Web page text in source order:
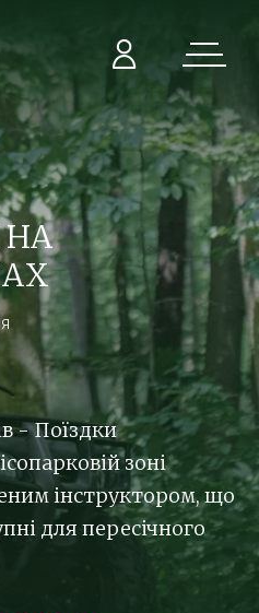
НА
- Поїздки
зоні
інструктором, що
для пересічного